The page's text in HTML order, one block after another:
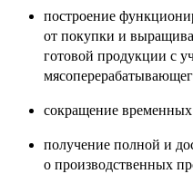
построение
от покупки и
готовой продукции с
сокращение
получение полной и
о производственных